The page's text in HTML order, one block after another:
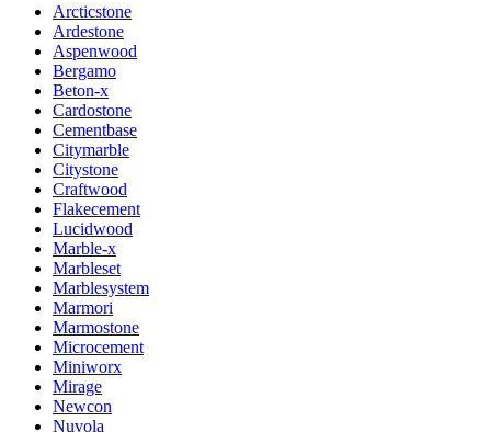
Arcticstone
Ardestone
Aspenwood
Bergamo
Beton-x
Cardostone
Cementbase
Citymarble
Citystone
Craftwood
Flakecement
Lucidwood
Marble-x
Marbleset
Marblesystem
Marmori
Marmostone
Microcement
Miniworx
Mirage
Newcon
Nuvola